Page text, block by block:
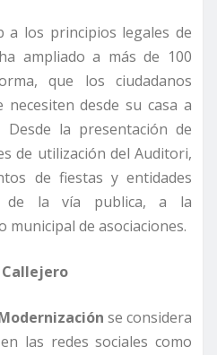
a los principios legales de
ampliado a más de 100
que los ciudadanos
desde su casa a
la presentación de
de utilización del Auditori,
de fiestas y entidades
de la vía publica, a la
de asociaciones.
Callejero
se considera
las redes sociales como